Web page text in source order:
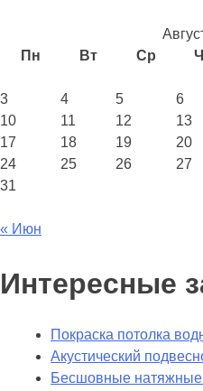
Пн
Вт Ср
3
4 5 6
10
11 12 13
17
18 19 20
24
25 26 27
31
« Июн
Интересные
Покраска потолка
Акустический
Бесшовные натяжные